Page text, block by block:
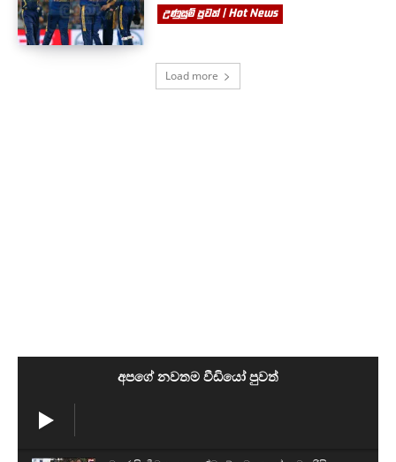
උණුසුම් පුවත් | Hot News
Load more
අපගේ නවතම වීඩියෝ පුවත්